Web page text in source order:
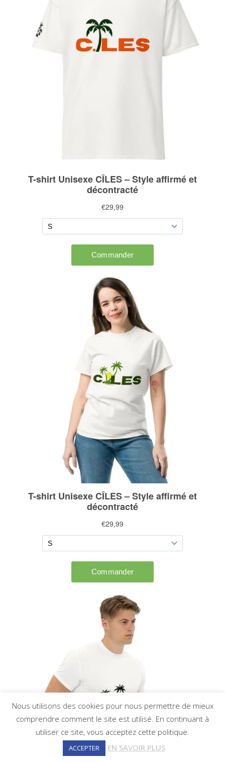
Nous utilisons des cookies pour nous permettre de mieux
comprendre comment le site est utilisé. En continuant à
utiliser ce site, vous acceptez cette politique.
ACCEPTER EN SAVOIR PLUS